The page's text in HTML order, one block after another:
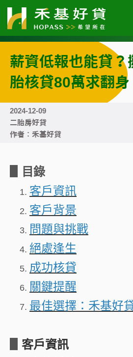
關於我們
汽車好貸
便利貸
薪資低報也能貸？
胎核貸80萬求翻身
2024-12-09
二胎房好貸
作者：禾基好貸
▋目錄
客戶資訊
客戶背景
問題與挑戰
絕處逢生
成功核貸
關鍵提醒
最佳選擇：禾基好
客戶資訊